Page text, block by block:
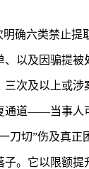
确六类禁止
以及因骗提
次及以上或
道——当事
切”伤及真正
。它以限额